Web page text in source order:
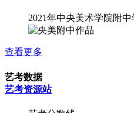
2021年中央美术学院附
查看更多
艺考数据
艺考资源站